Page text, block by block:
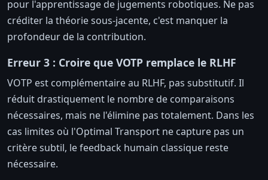
pour l'apprentissage de jugements robotiques. Ne pas
créditer la théorie sous-jacente, c'est manquer la
profondeur de la contribution.
Erreur 3 : Croire que VOTP remplace le RLHF
VOTP est complémentaire au RLHF, pas substitutif. Il
réduit drastiquement le nombre de comparaisons
nécessaires, mais ne l'élimine pas totalement. Dans les
cas limites où l'Optimal Transport ne capture pas un
critère subtil, le feedback humain classique reste
nécessaire.